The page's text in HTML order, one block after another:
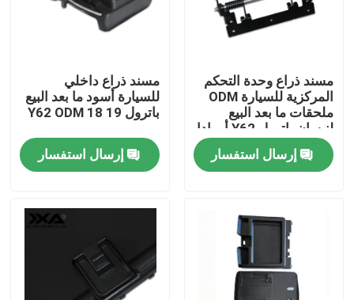
اتصل بنا
أخبار
مدونات
الجزء الخلفي من السيارة
مسند ذراع وحدة التحكم
المركزية للسيارة ODM
ملحقات ما بعد البيع
لنيسان باترول Y62 أرمادا
إرسال استفسار
مسند ذراع داخلي
للسيارة أسود ما بعد البيع
باترول Y62 ODM 18 19
إرسال استفسار